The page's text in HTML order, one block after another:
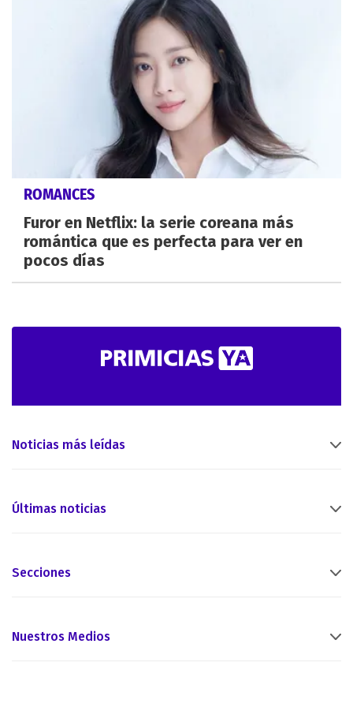
ROMANCES
Furor en Netflix: la serie coreana más
romántica que es perfecta para ver en
pocos días
Noticias más leídas
Últimas noticias
Secciones
Nuestros Medios